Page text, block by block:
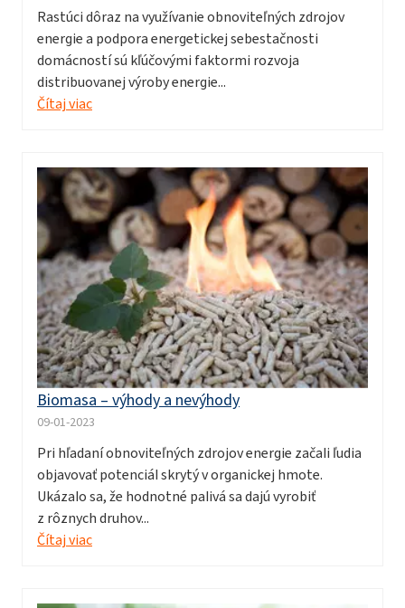
Rastúci dôraz na využívanie obnoviteľných zdrojov
energie a podpora energetickej sebestačnosti
domácností sú kľúčovými faktormi rozvoja
distribuovanej výroby energie...
Čítaj viac
Biomasa – výhody a nevýhody
09-01-2023
Pri hľadaní obnoviteľných zdrojov energie začali ľudia
objavovať potenciál skrytý v organickej hmote.
Ukázalo sa, že hodnotné palivá sa dajú vyrobiť
z rôznych druhov...
Čítaj viac